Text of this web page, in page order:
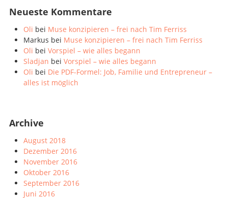
Neueste Kommentare
Oli bei Muse konzipieren – frei nach Tim Ferriss
Markus bei Muse konzipieren – frei nach Tim Ferriss
Oli bei Vorspiel – wie alles begann
Sladjan bei Vorspiel – wie alles begann
Oli bei Die PDF-Formel: Job, Familie und Entrepreneur –
alles ist möglich
Archive
August 2018
Dezember 2016
November 2016
Oktober 2016
September 2016
Juni 2016